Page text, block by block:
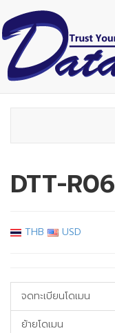
DTT-R06
THB USD
จดทะเบียนโดเมน
ย้ายโดเมน